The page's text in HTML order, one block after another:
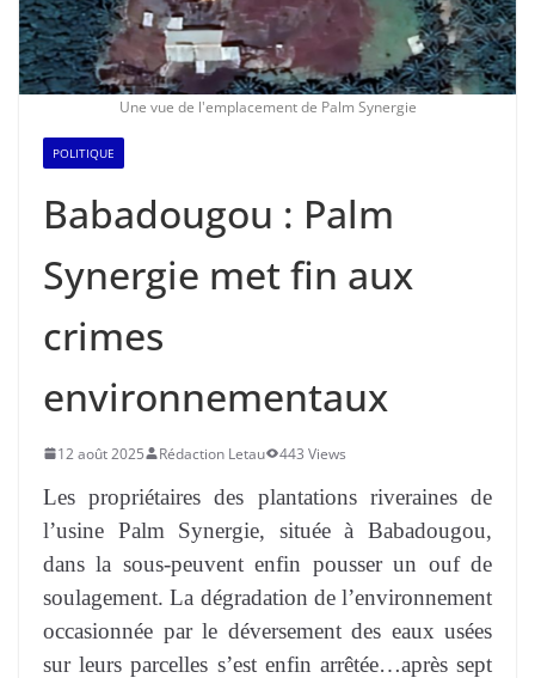
Une vue de l'emplacement de Palm Synergie
POLITIQUE
Babadougou : Palm
Synergie met fin aux
crimes
environnementaux
12 août 2025 Rédaction Letau 443 Views
Les propriétaires des plantations riveraines de
l’usine Palm Synergie, située à Babadougou,
dans la sous-peuvent enfin pousser un ouf de
soulagement. La dégradation de l’environnement
occasionnée par le déversement des eaux usées
sur leurs parcelles s’est enfin arrêtée…après sept